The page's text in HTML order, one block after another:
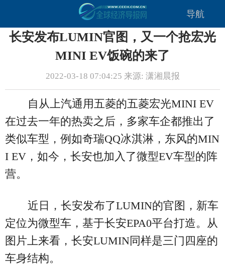
导航
长安发布LUMIN官图，又一个抢宏光
MINI EV饭碗的来了
2022-03-18 07:04:25 来源: 潇湘晨报
自从上汽通用五菱的五菱宏光MINI EV
在过去一年的热卖之后，多家车企都推出了
类似车型，例如奇瑞QQ冰淇淋，东风的MIN
I EV，如今，长安也加入了微型EV车型的阵
营。
近日，长安发布了LUMIN的官图，新车
定位为微型车，基于长安EPA0平台打造。从
图片上来看，长安LUMIN同样是三门四座的
车身结构。